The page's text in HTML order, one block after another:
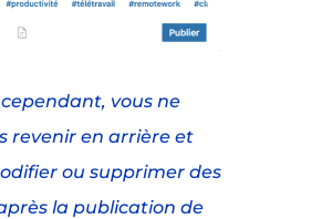
vous ne
revenir en arrière et
ou supprimer des
la publication de